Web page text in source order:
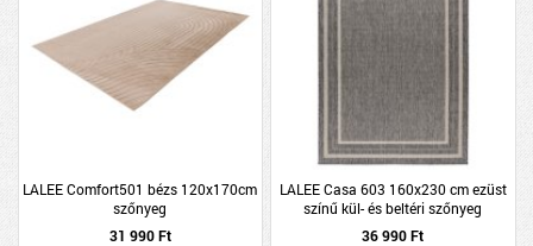
LALEE Comfort501 bézs 120x170cm
szőnyeg
31 990 Ft
LALEE Casa 603 160x230 cm ezüst
színű kül- és beltéri szőnyeg
36 990 Ft